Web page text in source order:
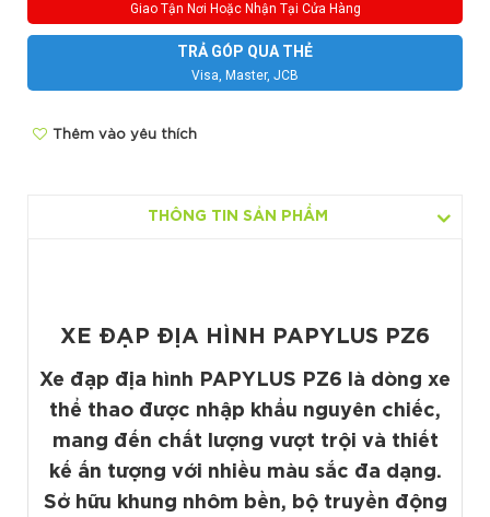
Giao Tận Nơi Hoặc Nhận Tại Cửa Hàng
TRẢ GÓP QUA THẺ
Visa, Master, JCB
Thêm vào yêu thích
THÔNG TIN SẢN PHẨM
XE ĐẠP ĐỊA HÌNH PAPYLUS PZ6
Xe đạp địa hình PAPYLUS PZ6 là dòng xe
thể thao được nhập khẩu nguyên chiếc,
mang đến chất lượng vượt trội và thiết
kế ấn tượng với nhiều màu sắc đa dạng.
Sở hữu khung nhôm bền, bộ truyền động